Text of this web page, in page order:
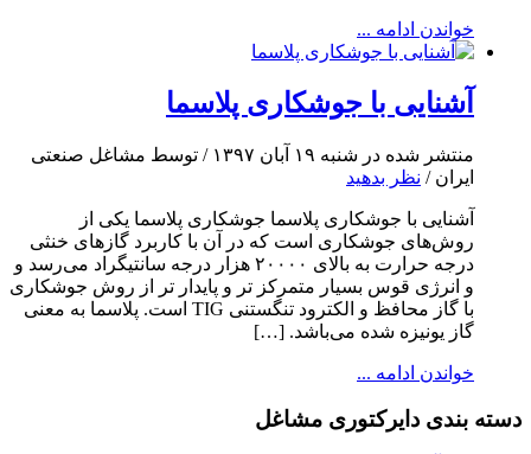
خواندن ادامه ...
آشنایی با جوشکاری پلاسما
منتشر شده در شنبه ۱۹ آبان ۱۳۹۷ / توسط مشاغل صنعتی
ایران / نظر بدهید
آشنایی با جوشکاری پلاسما جوشکاری پلاسما یکی از
روش‌های جوشکاری است که در آن با کاربرد گازهای خنثی
درجه حرارت به بالای ۲۰۰۰۰ هزار درجه سانتیگراد می‌رسد و
و انرژی قوس بسیار متمرکز تر و پایدار تر از روش جوشکاری
با گاز محافظ و الکترود تنگستنی TIG است. پلاسما به معنی
گاز یونیزه شده می‌باشد. […]
خواندن ادامه ...
دسته بندی دایرکتوری مشاغل